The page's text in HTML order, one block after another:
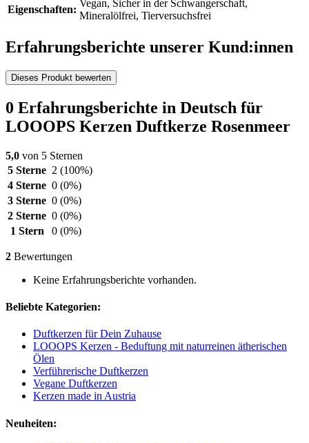
Eigenschaften:
Vegan, Sicher in der Schwangerschaft,
Mineralölfrei, Tierversuchsfrei
Erfahrungsberichte unserer Kund:innen
Dieses Produkt bewerten
0 Erfahrungsberichte in Deutsch für
LOOOPS Kerzen Duftkerze Rosenmeer
5,0 von 5 Sternen
5 Sterne 2 (100%)
4 Sterne 0 (0%)
3 Sterne 0 (0%)
2 Sterne 0 (0%)
1 Stern
0 (0%)
2 Bewertungen
Keine Erfahrungsberichte vorhanden.
Beliebte Kategorien:
Duftkerzen für Dein Zuhause
LOOOPS Kerzen - Beduftung mit naturreinen ätherischen
Ölen
Verführerische Duftkerzen
Vegane Duftkerzen
Kerzen made in Austria
Neuheiten: